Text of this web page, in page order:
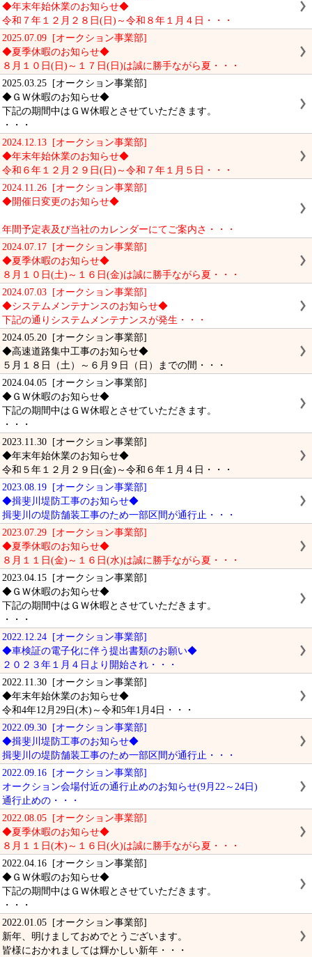
◆年末年始休業のお知らせ◆
令和７年１２月２８日(日)～令和８年１月４日・・・
2025.07.09 [オークション事業部]
◆夏季休暇のお知らせ◆
８月１０日(日)～１７日(日)は誠に勝手ながら夏・・・
2025.03.25 [オークション事業部]
◆ＧＷ休暇のお知らせ◆
下記の期間中はＧＷ休暇とさせていただきます。
・・・
2024.12.13 [オークション事業部]
◆年末年始休業のお知らせ◆
令和６年１２月２９日(日)～令和７年１月５日・・・
2024.11.26 [オークション事業部]
◆開催日変更のお知らせ◆
年間予定表及び当社のカレンダーにてご案内さ・・・
2024.07.17 [オークション事業部]
◆夏季休暇のお知らせ◆
８月１０日(土)～１６日(金)は誠に勝手ながら夏・・・
2024.07.03 [オークション事業部]
◆システムメンテナンスのお知らせ◆
下記の通りシステムメンテナンスが発生・・・
2024.05.20 [オークション事業部]
◆高速道路集中工事のお知らせ◆
５月１８日（土）～６月９日（日）までの間・・・
2024.04.05 [オークション事業部]
◆ＧＷ休暇のお知らせ◆
下記の期間中はＧＷ休暇とさせていただきます。
・・・
2023.11.30 [オークション事業部]
◆年末年始休業のお知らせ◆
令和５年１２月２９日(金)～令和６年１月４日・・・
2023.08.19 [オークション事業部]
◆揖斐川堤防工事のお知らせ◆
揖斐川の堤防舗装工事のため一部区間が通行止・・・
2023.07.29 [オークション事業部]
◆夏季休暇のお知らせ◆
８月１１日(金)～１６日(水)は誠に勝手ながら夏・・・
2023.04.15 [オークション事業部]
◆ＧＷ休暇のお知らせ◆
下記の期間中はＧＷ休暇とさせていただきます。
・・・
2022.12.24 [オークション事業部]
◆車検証の電子化に伴う提出書類のお願い◆
２０２３年１月４日より開始され・・・
2022.11.30 [オークション事業部]
◆年末年始休業のお知らせ◆
令和4年12月29日(木)～令和5年1月4日・・・
2022.09.30 [オークション事業部]
◆揖斐川堤防工事のお知らせ◆
揖斐川の堤防舗装工事のため一部区間が通行止・・・
2022.09.16 [オークション事業部]
オークション会場付近の通行止めのお知らせ(9月22～24日)
通行止めの・・・
2022.08.05 [オークション事業部]
◆夏季休暇のお知らせ◆
８月１１日(木)～１６日(火)は誠に勝手ながら夏・・・
2022.04.16 [オークション事業部]
◆ＧＷ休暇のお知らせ◆
下記の期間中はＧＷ休暇とさせていただきます。
・・・
2022.01.05 [オークション事業部]
新年、明けましておめでとうございます。
皆様におかれましては輝かしい新年・・・